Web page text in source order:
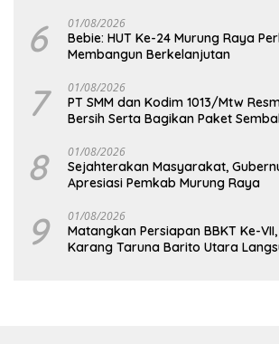
6 01/08/2026
Bebie: HUT Ke-24 Murung Raya
Membangun Berkelanjutan
7 01/08/2026
PT SMM dan Kodim 1013/Mtw
Bersih Serta Bagikan Paket
8 01/08/2026
Sejahterakan Masyarakat,
Apresiasi Pemkab Murung Raya
9 01/08/2026
Matangkan Persiapan BBKT Ke-
Karang Taruna Barito Utara